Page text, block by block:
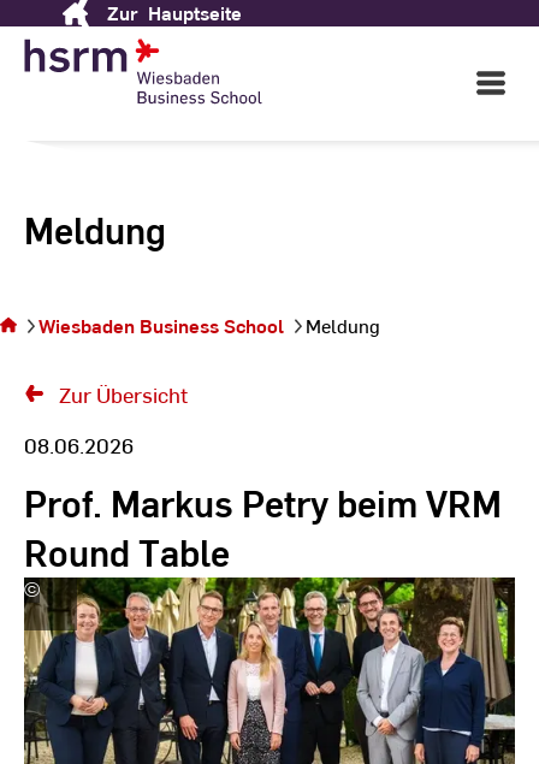
Content
Zur Hauptseite
Open
Main
Meldung
sich auf
Meldung
Wiesbaden Business School Meldung
Zur Übersicht
08.06.2026
Prof. Markus Petry beim VRM
Round Table
©
VRM